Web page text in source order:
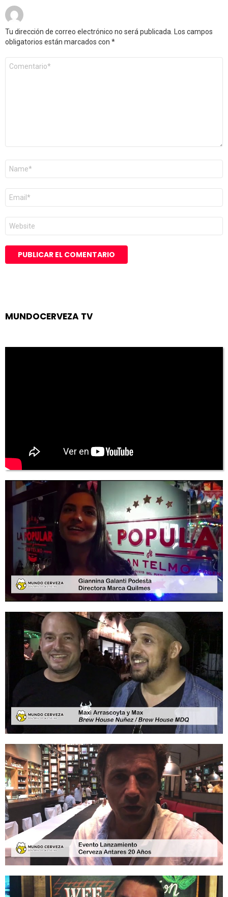
Tu dirección de correo electrónico no será publicada.
Los campos
obligatorios están marcados con *
Comentario
Nombre
Correo
electrónico
*
Web
MUNDOCERVEZA TV